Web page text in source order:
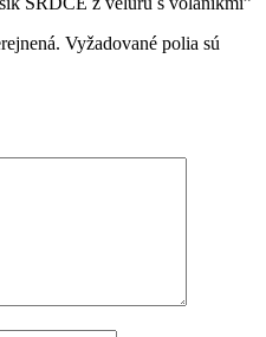
Vyžadované polia sú